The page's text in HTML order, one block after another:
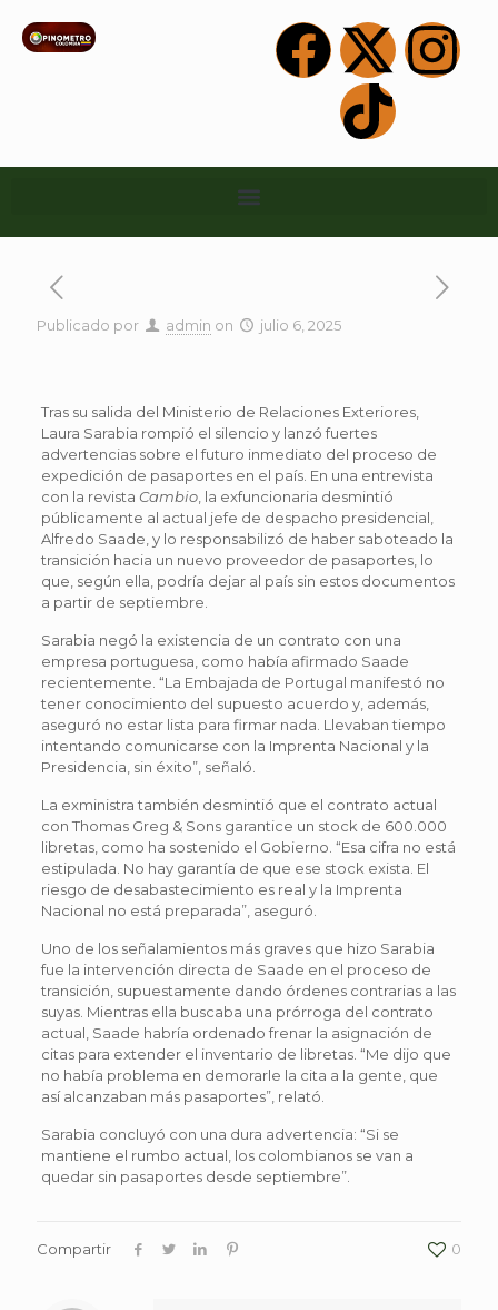
Publicado por admin on julio 6, 2025
Tras su salida del Ministerio de Relaciones Exteriores,
Laura Sarabia rompió el silencio y lanzó fuertes
advertencias sobre el futuro inmediato del proceso de
expedición de pasaportes en el país. En una entrevista
con la revista Cambio, la exfuncionaria desmintió
públicamente al actual jefe de despacho presidencial,
Alfredo Saade, y lo responsabilizó de haber saboteado la
transición hacia un nuevo proveedor de pasaportes, lo
que, según ella, podría dejar al país sin estos documentos
a partir de septiembre.
Sarabia negó la existencia de un contrato con una
empresa portuguesa, como había afirmado Saade
recientemente. “La Embajada de Portugal manifestó no
tener conocimiento del supuesto acuerdo y, además,
aseguró no estar lista para firmar nada. Llevaban tiempo
intentando comunicarse con la Imprenta Nacional y la
Presidencia, sin éxito”, señaló.
La exministra también desmintió que el contrato actual
con Thomas Greg & Sons garantice un stock de 600.000
libretas, como ha sostenido el Gobierno. “Esa cifra no está
estipulada. No hay garantía de que ese stock exista. El
riesgo de desabastecimiento es real y la Imprenta
Nacional no está preparada”, aseguró.
Uno de los señalamientos más graves que hizo Sarabia
fue la intervención directa de Saade en el proceso de
transición, supuestamente dando órdenes contrarias a las
suyas. Mientras ella buscaba una prórroga del contrato
actual, Saade habría ordenado frenar la asignación de
citas para extender el inventario de libretas. “Me dijo que
no había problema en demorarle la cita a la gente, que
así alcanzaban más pasaportes”, relató.
Sarabia concluyó con una dura advertencia: “Si se
mantiene el rumbo actual, los colombianos se van a
quedar sin pasaportes desde septiembre”.
Compartir 0